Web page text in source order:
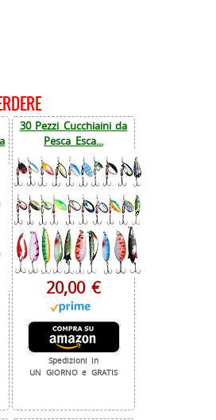
30 Pezzi Cucchiaini da
Pesca Esca...
20,00 €
Spedizioni in
UN GIORNO e GRATIS